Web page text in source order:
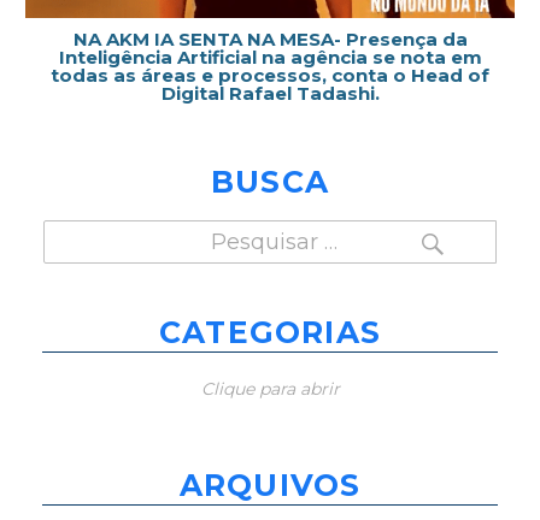
NA AKM IA SENTA NA MESA- Presença da
Inteligência Artificial na agência se nota em
todas as áreas e processos, conta o Head of
Digital Rafael Tadashi.
BUSCA
por:
PESQUISAR
CATEGORIAS
Clique para abrir
ARQUIVOS